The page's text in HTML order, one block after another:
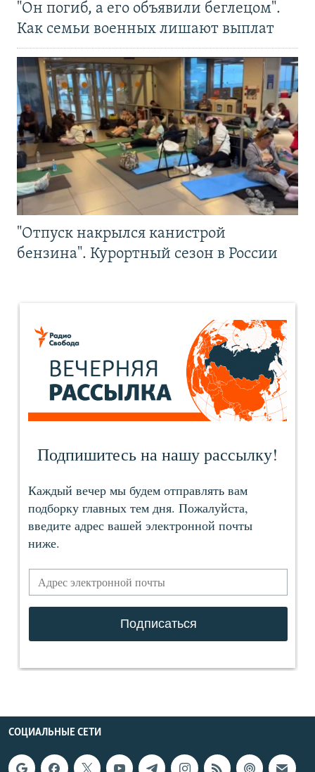
"Он погиб, а его объявили беглецом".
Как семьи военных лишают выплат
"Отпуск накрылся канистрой
бензина". Курортный сезон в России
СОЦИАЛЬНЫЕ СЕТИ